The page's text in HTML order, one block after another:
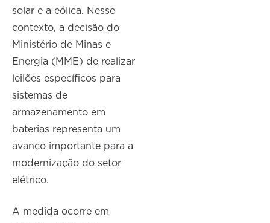
solar e a eólica. Nesse
contexto, a decisão do
Ministério de Minas e
Energia (MME) de realizar
leilões específicos para
sistemas de
armazenamento em
baterias representa um
avanço importante para a
modernização do setor
elétrico.
A medida ocorre em